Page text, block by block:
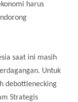
harus
saat ini masih
Untuk
debottlenecking
Strategis